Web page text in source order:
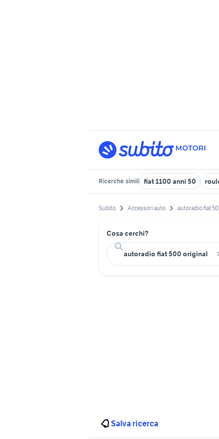
Ricerche simili fiat 1100 anni 50
Subito Accessori auto autoradio fiat
Cosa cerchi?
Salva ricerca